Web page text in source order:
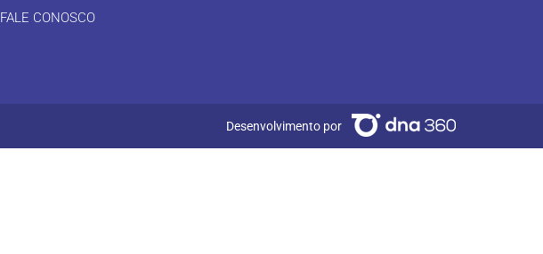
FALE CONOSCO
Desenvolvimento por